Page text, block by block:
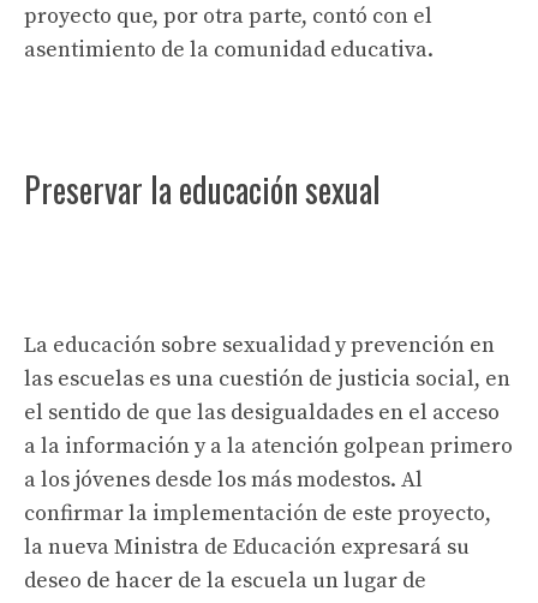
proyecto que, por otra parte, contó con el
asentimiento de la comunidad educativa.
Preservar la educación sexual
La educación sobre sexualidad y prevención en
las escuelas es una cuestión de justicia social, en
el sentido de que las desigualdades en el acceso
a la información y a la atención golpean primero
a los jóvenes desde los más modestos. Al
confirmar la implementación de este proyecto,
la nueva Ministra de Educación expresará su
deseo de hacer de la escuela un lugar de